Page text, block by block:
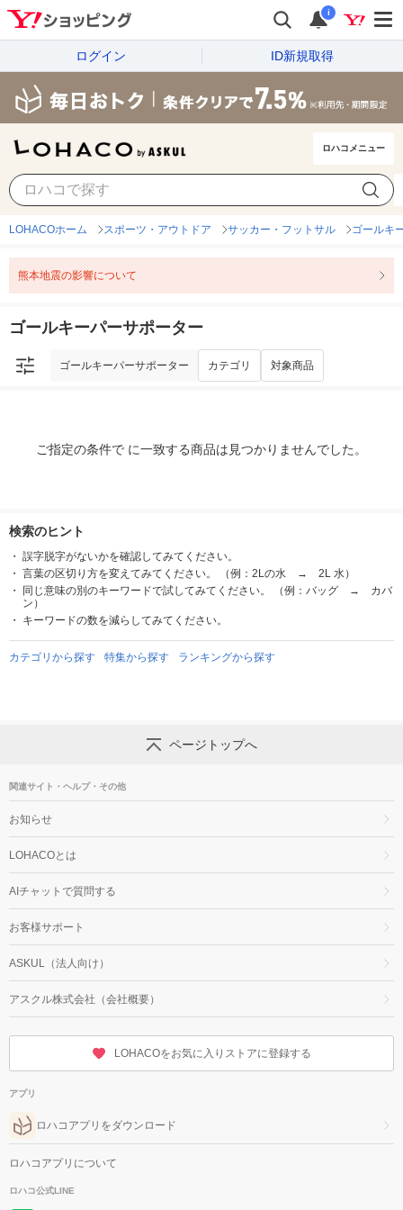
i
ログイン ID新規取得
ロハコメニュー
ゴールキーパーサポーター
LOHACOホーム スポーツ・アウトドア サッカー・フットサル ゴールキ
熊本地震の影響について
ゴールキーパーサポーター
ゴールキーパーサポーター カテゴリ 対象商品
ご指定の条件で に一致する商品は見つかりませんでした。
検索のヒント
誤字脱字がないかを確認してみてください。
言葉の区切り方を変えてみてください。 （例：2Lの水 → 2L 水）
同じ意味の別のキーワードで試してみてください。 （例：バッグ → カバ
ン）
キーワードの数を減らしてみてください。
カテゴリから探す 特集から探す ランキングから探す
ページトップへ
関連サイト・ヘルプ・その他
お知らせ
LOHACOとは
AIチャットで質問する
お客様サポート
ASKUL（法人向け）
アスクル株式会社（会社概要）
LOHACOをお気に入りストアに登録する
アプリ
ロハコアプリをダウンロード
ロハコアプリについて
ロハコ公式LINE